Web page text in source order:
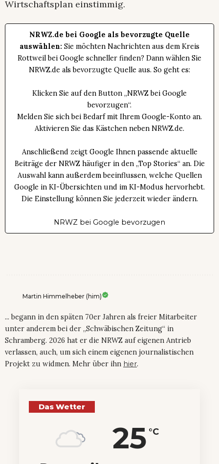
Wirtschaftsplan einstimmig.
NRWZ.de bei Google als bevorzugte Quelle
auswählen: Sie möchten Nachrichten aus dem Kreis
Rottweil bei Google schneller finden? Dann wählen Sie
NRWZ.de als bevorzugte Quelle aus. So geht es:
Klicken Sie auf den Button „NRWZ bei Google
bevorzugen“.
Melden Sie sich bei Bedarf mit Ihrem Google-Konto an.
Aktivieren Sie das Kästchen neben NRWZ.de.
Anschließend zeigt Google Ihnen passende aktuelle
Beiträge der NRWZ häufiger in den „Top Stories“ an. Die
Auswahl kann außerdem beeinflussen, welche Quellen
Google in KI-Übersichten und im KI-Modus hervorhebt.
Die Einstellung können Sie jederzeit wieder ändern.
NRWZ bei Google bevorzugen
Martin Himmelheber (him)
... begann in den späten 70er Jahren als freier Mitarbeiter
unter anderem bei der „Schwäbischen Zeitung“ in
Schramberg. 2026 hat er die NRWZ auf eigenen Antrieb
verlassen, auch, um sich einem eigenen journalistischen
Projekt zu widmen. Mehr über ihn hier.
Das Wetter
25 °C